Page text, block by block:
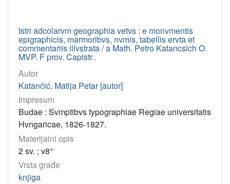
Istri adcolarvm geographia vetvs : e monvmentis
epigraphicis, marmoribvs, nvmis, tabellis ervta et
commentariis illvstrata / a Math. Petro Katancsich O.
MVP. F prov. Capistr..
Autor
Katančić, Matija Petar [autor]
Impresum
Budae : Svmptibvs typographiae Regiae universitatis
Hvngaricae, 1826-1827.
Materijalni opis
2 sv. ; v8°
Vrsta građe
knjiga